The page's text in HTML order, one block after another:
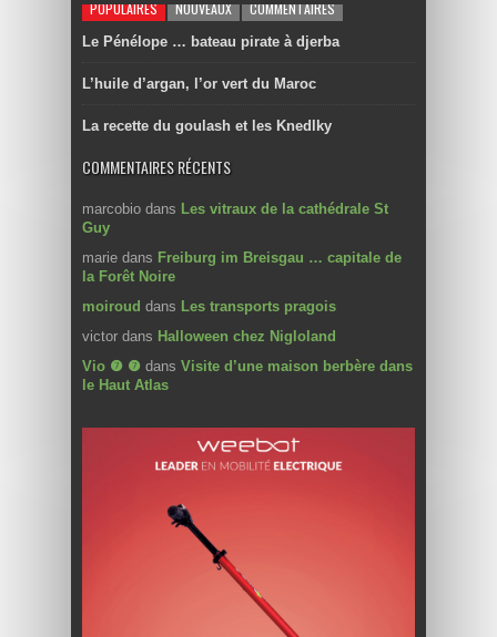
POPULAIRES NOUVEAUX COMMENTAIRES
Le Pénélope … bateau pirate à djerba
L’huile d’argan, l’or vert du Maroc
La recette du goulash et les Knedlky
COMMENTAIRES RÉCENTS
marcobio dans Les vitraux de la cathédrale St
Guy
marie dans Freiburg im Breisgau … capitale de
la Forêt Noire
moiroud dans Les transports pragois
victor dans Halloween chez Nigloland
Vio ❼ ❼ dans Visite d’une maison berbère dans
le Haut Atlas